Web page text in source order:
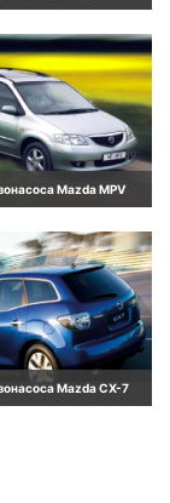
Mazda MPV
Mazda CX-7